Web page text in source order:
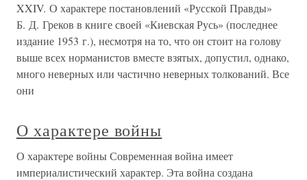
XXIV. О характере постановлений «Русской Правды»
Б. Д. Греков в книге своей «Киевская Русь» (последнее
издание 1953 г.), несмотря на то, что он стоит на голову
выше всех норманистов вместе взятых, допустил, однако,
много неверных или частично неверных толкований. Все
они
О характере войны
О характере войны Современная война имеет
империалистический характер. Эта война создана